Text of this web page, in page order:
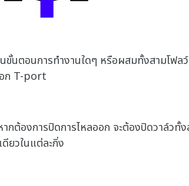
นตอนการทำงานใดๆ หรือผสมทั้งสามโฟลว์
ก T-port
ต้องการปิดการไหลออก จะต้องปิดวาล์วทั้
ยวในแต่ละกิ่ง